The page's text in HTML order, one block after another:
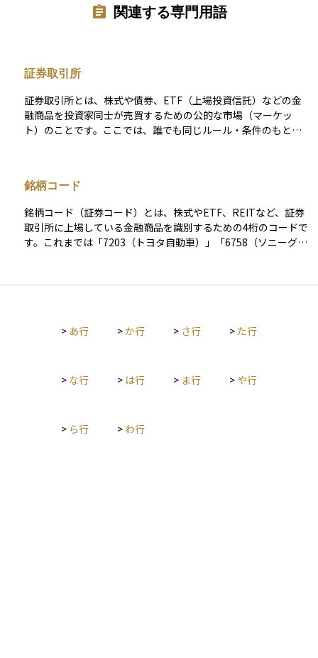
関連する専門用語
証券取引所
証券取引所とは、株式や債券、ETF（上場投資信託）などの金
融商品を投資家同士が売買するための公的な市場（マーケッ
ト）のことです。ここでは、誰でも同じルール・条件のもとで
引所など、世界各地にも重要な取引所があります。証券取引所
に上場している企業の株式は、一定の基準をクリアした企業の
みで構成されており、投資家にとっては「安心して取引できる
場所」として機能しています。 初心者の方には、「株など
を“みんなが集まってルールに沿って売買する場所”」とイメー
銘柄コード
銘柄コード（証券コード）とは、株式やETF、REITなど、証券
取引所に上場している金融商品を識別するための4桁のコードで
す。これまでは「7203（トヨタ自動車）」「6758（ソニーグル
からは、アルファベットを組み込んだ「英数字4桁」の新形式が
は、4桁のうち2桁目または4桁目にアルファベット（視認性の
「132A」…と順にアルファベットが進み、使い切ると次は2桁
柄コードが併存しています。 数字のみの4桁コード（例：720
3）…過去に上場した既存銘柄 英数字の4桁コード（例：130
> あ行 >か行 > さ行 > た行
> な行 > は行 > ま行 > や行
> ら行 > わ行